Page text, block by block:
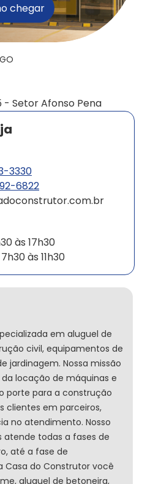
chegar
- Setor Afonso Pena
3330
6822
às 17h30
às 11h30
em aluguel de
civil, equipamentos de
jardinagem. Nossa missão
locação de máquinas e
porte para a construção
clientes em parceiros,
no atendimento. Nosso
todas a fases de
até a fase de
Casa do Construtor você
aluguel de betoneira,